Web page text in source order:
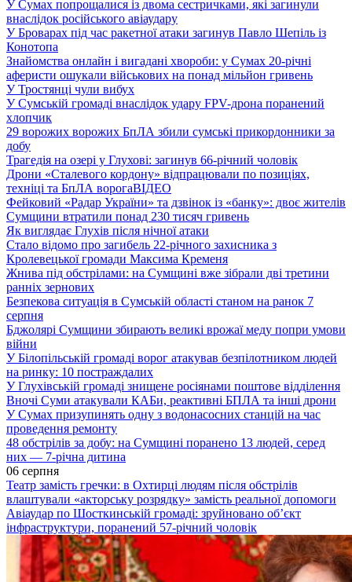
У Сумах попрощалися із двома сестричками, які загинули
внаслідок російського авіаудару
У Броварах під час ракетної атаки загинув Павло Шепіль із
Конотопа
Знайомства онлайн і вигадані хвороби: у Сумах 20-річні
аферисти ошукали військових на понад мільйон гривень
У Тростянці чули вибух
У Сумській громаді внаслідок удару FPV-дрона поранений
хлопчик
29 ворожих ворожих БпЛА збили сумські прикордонники за
добу
Трагедія на озері у Глухові: загинув 66-річний чоловік
Дрони «Сталевого кордону» відпрацювали по позиціях,
техніці та БпЛА ворогаВІДЕО
Фейковий «Радар України» та дзвінок із «банку»: двоє жителів
Сумщини втратили понад 230 тисяч гривень
Як виглядає Глухів після нічної атаки
Стало відомо про загибель 22-річного захисника з
Кролевецької громади Максима Кременя
Жнива під обстрілами: на Сумщині вже зібрали дві третини
ранніх зернових
Безпекова ситуація в Сумській області станом на ранок 7
серпня
Бджолярі Сумщини збирають великі врожаї меду попри умови
війни
У Білопільській громаді ворог атакував безпілотником людей
на ринку: 10 постраждалих
У Глухівській громаді знищене росіянами поштове відділення
Вночі Суми атакували КАБи, реактивні БПЛА та інші дрони
У Сумах призупинять одну з водонасосних станцій на час
проведення ремонту
48 обстрілів за добу: на Сумщині поранено 13 людей, серед
них — 7-річна дитина
06 серпня
Театр замість гречки: в Охтирці людям після обстрілів
влаштували «акторську розрядку» замість реальної допомоги
Авіаудар по Шосткинській громаді: зруйновано об’єкт
інфраструктури, поранений 57-річний чоловік